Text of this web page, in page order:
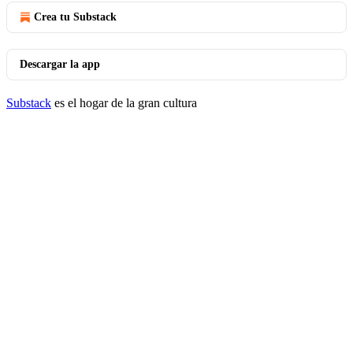
Crea tu Substack
Descargar la app
Substack es el hogar de la gran cultura